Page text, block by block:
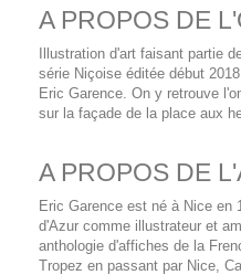
A PROPOS DE
Illustration d'art faisant partie
série Niçoise éditée début
Eric Garence. On y retrouve
sur la façade de la place aux
A PROPOS DE
Eric Garence est né à Nice en
d'Azur comme illustrateur et
anthologie d'affiches de la
Tropez en passant par Nice,